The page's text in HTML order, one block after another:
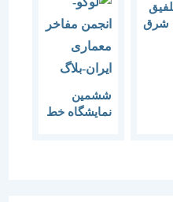
ششمین
نمایشگاه خط